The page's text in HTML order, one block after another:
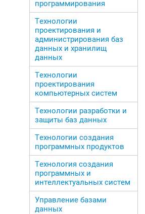
программирования
Технологии
проектирования и
администрирования баз
данных и хранилищ
данных
Технологии
проектирования
компьютерных систем
Технологии разработки и
защиты баз данных
Технологии создания
программных продуктов
Технология создания
программных и
интеллектуальных систем
Управление базами
данных